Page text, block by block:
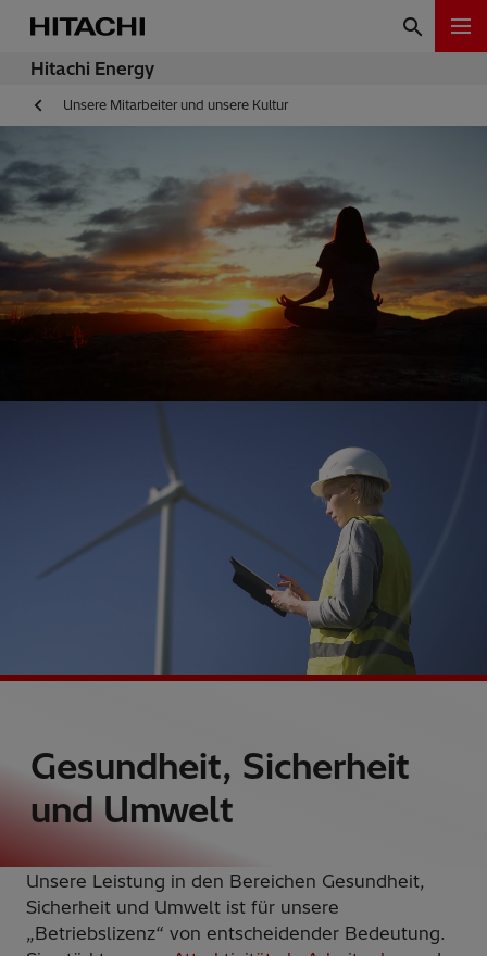
Hitachi Energy
Unsere Mitarbeiter und unsere Kultur
Gesundheit, Sicherheit
und Umwelt
Unsere Leistung in den Bereichen Gesundheit,
Sicherheit und Umwelt ist für unsere
„Betriebslizenz“ von entscheidender Bedeutung.